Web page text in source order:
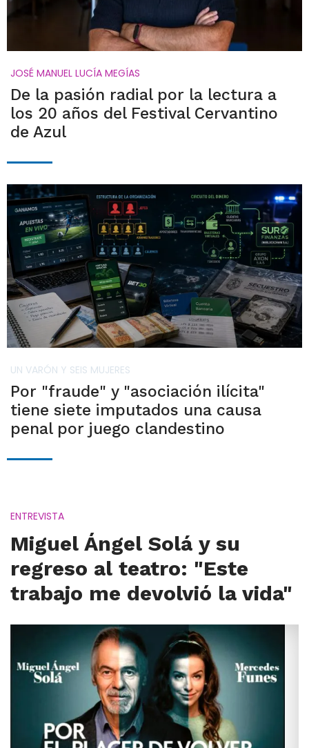
JOSÉ MANUEL LUCÍA MEGÍAS
De la pasión radial por la lectura a
los 20 años del Festival Cervantino
de Azul
UN VARÓN Y SEIS MUJERES
Por "fraude" y "asociación ilícita"
tiene siete imputados una causa
penal por juego clandestino
ENTREVISTA
Miguel Ángel Solá y su
regreso al teatro: "Este
trabajo me devolvió la vida"